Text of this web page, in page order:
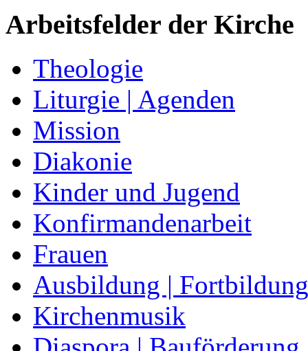
Arbeitsfelder der Kirche
Theologie
Liturgie | Agenden
Mission
Diakonie
Kinder und Jugend
Konfirmandenarbeit
Frauen
Ausbildung | Fortbildung
Kirchenmusik